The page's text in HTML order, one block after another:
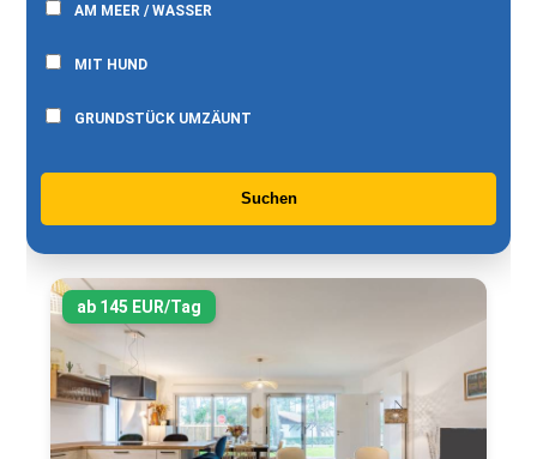
AM MEER / WASSER
MIT HUND
GRUNDSTÜCK UMZÄUNT
Suchen
ab 145 EUR/Tag